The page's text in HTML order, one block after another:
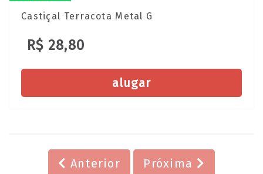
Castiçal Terracota Metal G
R$ 28,80
alugar
Anterior Próxima